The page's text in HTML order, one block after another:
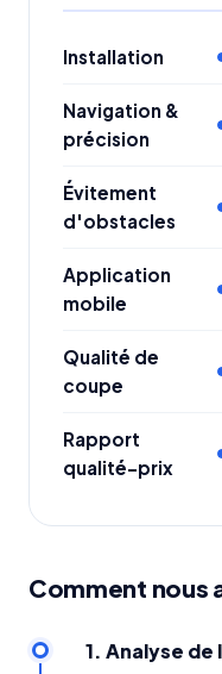
Installation
Navigation &
précision
Évitement
d'obstacles
Application
mobile
Qualité de
coupe
Rapport
qualité-prix
Comment nous
1. Analyse